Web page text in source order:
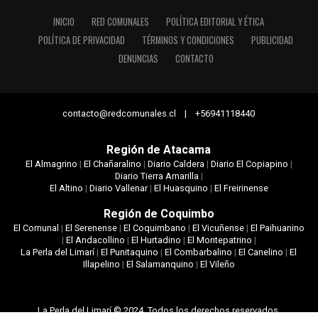
INICIO RED COMUNALES
POLÍTICA EDITORIAL Y ÉTICA
POLÍTICA DE PRIVACIDAD
TÉRMINOS Y CONDICIONES
PUBLICIDAD
DENUNCIAS
CONTACTO
contacto@redcomunales.cl | +56941118440
Región de Atacama
El Almagrino | El Chañaralino | Diario Caldera | Diario El Copiapino |
Diario Tierra Amarilla |
El Altino | Diario Vallenar| El Huasquino | El Freirinense
Región de Coquimbo
El Comunal | El Serenense| El Coquimbano | El Vicuñense| El Paihuanino
| El Andacollino | El Hurtadino | El Montepatrino |
La Perla del Limarí|El Punitaquino |El Combarbalino |El Canelino |El
Illapelino | El Salamanquino | El Vileño
La Perla del Limarí © 2024. Todos los derechos reservados.